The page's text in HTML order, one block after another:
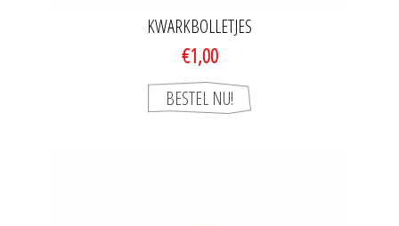
KWARKBOLLETJES
€1,00